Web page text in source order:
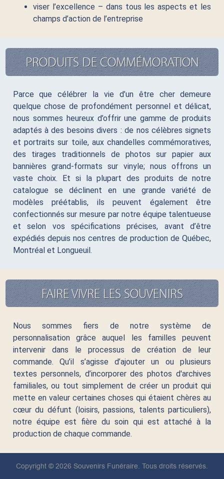
viser l’excellence – dans tous les aspects et les
champs d’action de l’entreprise
PRODUITS DE COMMÉMORATION
Parce que célébrer la vie d’un être cher demeure
quelque chose de profondément personnel et délicat,
nous sommes heureux d’offrir une gamme de produits
adaptés à des besoins divers : de nos célèbres signets
et portraits sur toile, aux chandelles commémoratives,
des tirages traditionnels de photos sur papier aux
bannières grand-formats sur vinyle; nous offrons un
vaste choix. Et si la plupart des produits de notre
catalogue se déclinent en une grande variété de
modèles préétablis, ils peuvent également être
confectionnés sur mesure par notre équipe talentueuse
et selon vos spécifications précises, avant d’être
expédiés depuis nos centres de production de Québec,
Montréal et Longueuil.
FAIRE VIVRE LES SOUVENIRS
Nous sommes fiers de notre système de
personnalisation grâce auquel les familles peuvent
intervenir dans le processus de création de leur
commande. Qu’il s’agisse d’ajouter un ou plusieurs
textes personnels, d’incorporer des photos d'archives
familiales, ou tout simplement de créer un produit qui
mette en valeur certaines choses qui étaient chères au
cœur du défunt (loisirs, passions, talents particuliers),
notre équipe est fière du soin qui est attaché à la
production de chaque commande.
Copyright © 2026 Souvenirs Funéraire. Tous droits réservés.